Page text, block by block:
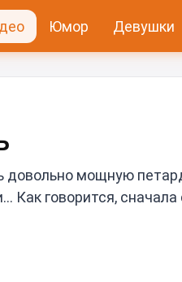
Юмор Девушки
мощную
говорится,